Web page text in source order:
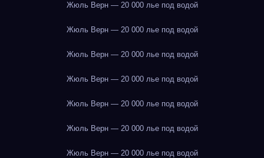
Жюль Верн — 20 000 лье под водой
Жюль Верн — 20 000 лье под водой
Жюль Верн — 20 000 лье под водой
Жюль Верн — 20 000 лье под водой
Жюль Верн — 20 000 лье под водой
Жюль Верн — 20 000 лье под водой
Жюль Верн — 20 000 лье под водой